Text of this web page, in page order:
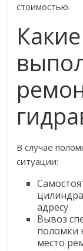
стоимостью.
В случае
ситуации:
адресу
Вывоз
поломки
место